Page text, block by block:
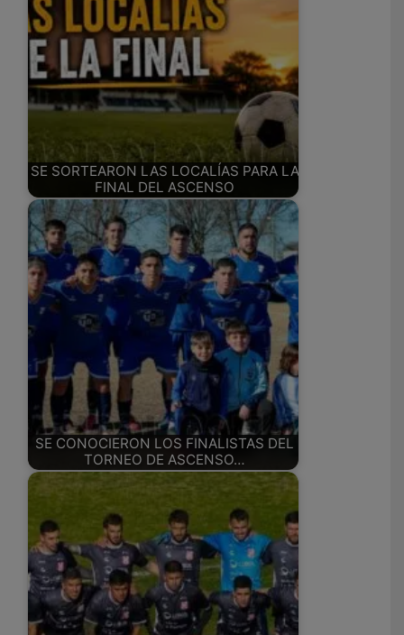
SE SORTEARON LAS LOCALÍAS PARA LA
FINAL DEL ASCENSO
SE CONOCIERON LOS FINALISTAS DEL
TORNEO DE ASCENSO…